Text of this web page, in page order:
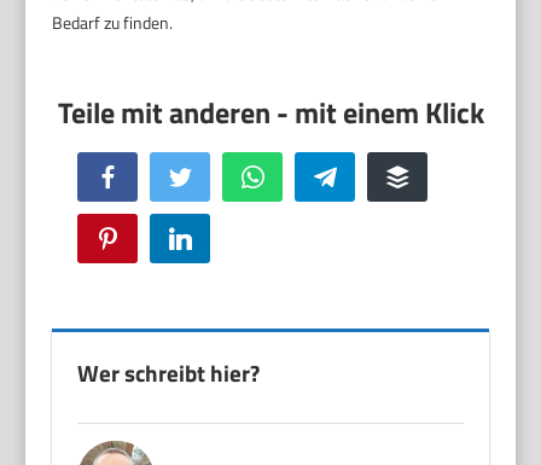
Bedarf zu finden.
Facebook Twitter WhatsApp Telegram Buffer
Pinterest LinkedIn
Wer schreibt hier?